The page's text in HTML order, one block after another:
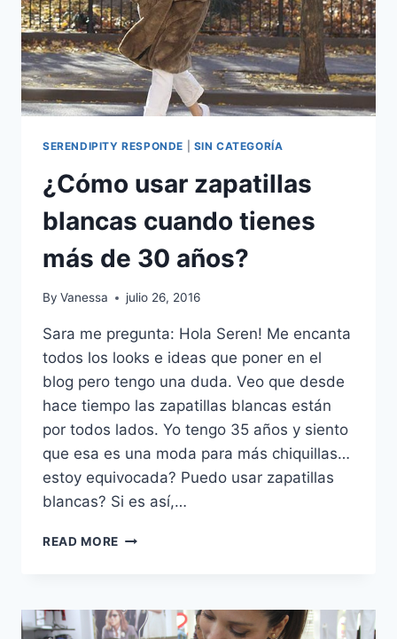
SERENDIPITY RESPONDE SIN CATEGORÍA
¿Cómo usar zapatillas
blancas cuando tienes
más de 30 años?
By Vanessa julio 26, 2016
Sara me pregunta: Hola Seren! Me encanta
todos los looks e ideas que poner en el
blog pero tengo una duda. Veo que desde
hace tiempo las zapatillas blancas están
por todos lados. Yo tengo 35 años y siento
que esa es una moda para más chiquillas…
estoy equivocada? Puedo usar zapatillas
blancas? Si es así,…
READ MORE ¿CÓMO
CUANDO
TIENES